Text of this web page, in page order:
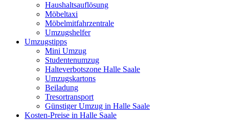
Haushaltsauflösung
Möbeltaxi
Möbelmitfahrzentrale
Umzugshelfer
Umzugstipps
Mini Umzug
Studentenumzug
Halteverbotszone Halle Saale
Umzugskartons
Beiladung
Tresortransport
Günstiger Umzug in Halle Saale
Kosten-Preise in Halle Saale